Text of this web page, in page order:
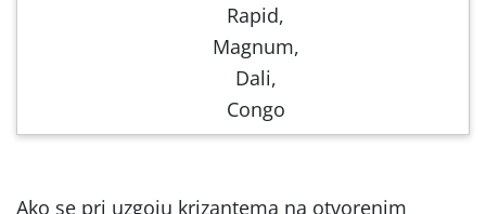
Rapid,
Magnum,
Dali,
Congo
Ako se pri uzgoju krizantema na otvorenim